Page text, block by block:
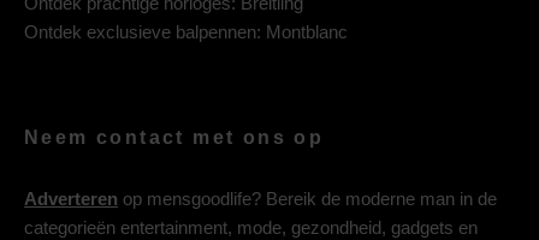
Ontdek exclusieve balpennen: Montblanc
Neem contact met ons op
Adverteren op mensgoodlife? Bereik de moderne man in de
categorieën entertainment, mode, gezondheid, gadgets en